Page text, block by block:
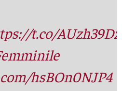
t.co/
hsBOn0NJP4